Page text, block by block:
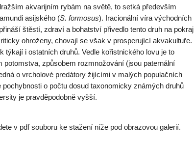
akvarijním rybám na světě, to setká především
asijského (S. formosus). Iracionální víra východních
štěstí, zdraví a bohatství přivedlo tento druh na pokraj
ohroženy, chovají se však v prosperující akvakultuře.
týkají i ostatních druhů. Vedle kořistnického lovu je to
potomstva, způsobem rozmnožování (jsou paternální
o vrcholové predátory žijícími v malých populačních
pochybnosti o počtu dosud taxonomicky známých druhů
je pravděpodobně vyšší.
v pdf souboru ke stažení níže pod obrazovou galerií.